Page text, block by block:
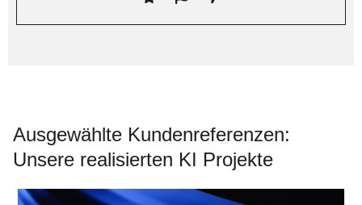
Ausgewählte Kundenreferenzen:
Unsere realisierten KI Projekte